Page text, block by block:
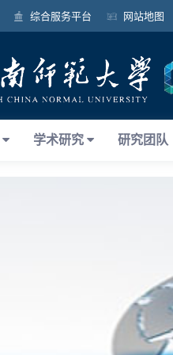
综合服务平台 网站地图
学术研究 研究团队